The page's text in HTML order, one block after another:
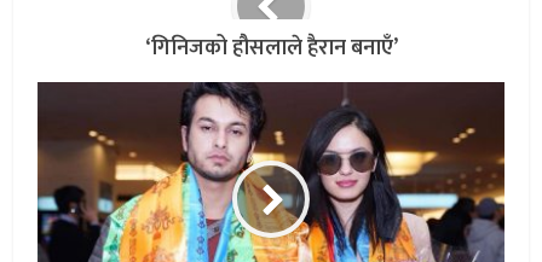
‘गिनिजको हौसलाले हैरान बनाएँ’